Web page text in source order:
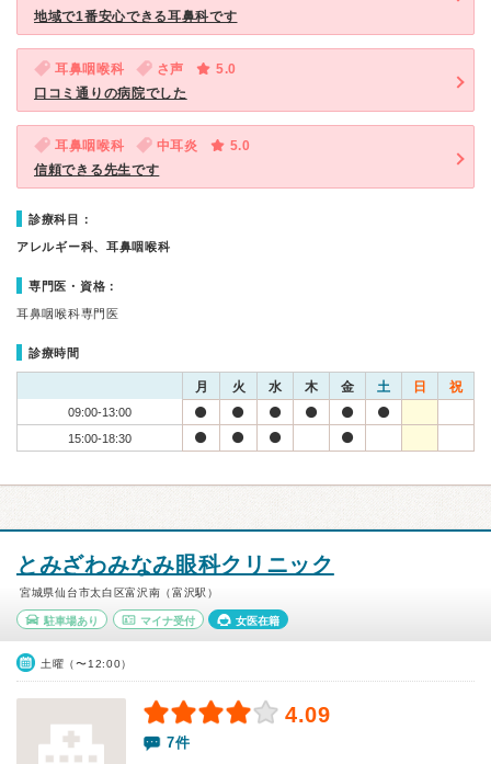
地域で1番安心できる耳鼻科です
耳鼻咽喉科 さ声
5.0
口コミ通りの病院でした
耳鼻咽喉科 中耳炎
5.0
信頼できる先生です
診療科目：
アレルギー科、耳鼻咽喉科
専門医・資格：
耳鼻咽喉科専門医
診療時間
月 火 水 木 金 土 日 祝
09:00-13:00
15:00-18:30
とみざわみなみ眼科クリニック
宮城県仙台市太白区富沢南（富沢駅）
駐車場あり マイナ受付 女医在籍
土曜（〜12:00）
4.09
7件